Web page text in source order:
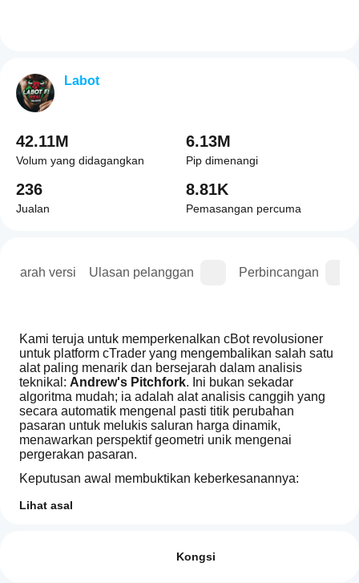
Sejarah versi Ulasan pelanggan Perbincangan
Kami teruja untuk memperkenalkan cBot revolusioner
untuk platform cTrader yang mengembalikan salah satu
alat paling menarik dan bersejarah dalam analisis
teknikal: Andrew's Pitchfork. Ini bukan sekadar
algoritma mudah; ia adalah alat analisis canggih yang
secara automatik mengenal pasti titik perubahan
pasaran untuk melukis saluran harga dinamik,
menawarkan perspektif geometri unik mengenai
pergerakan pasaran.
Keputusan awal membuktikan keberkesanannya:
bot ini telah menunjukkan potensi luar biasa, mampu
Lihat asal
Kongsi
Labot
42.11M
Volum yang didagangkan
6.13M
Pip dimenangi
236
Jualan
8.81K
Pemasangan percuma